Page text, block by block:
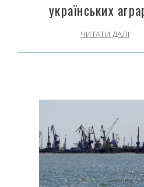
українських
ЧИТАТИ ДАЛІ